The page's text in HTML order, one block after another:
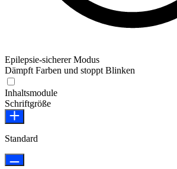
Epilepsie-sicherer Modus
Dämpft Farben und stoppt Blinken
Inhaltsmodule
Schriftgröße
Standard